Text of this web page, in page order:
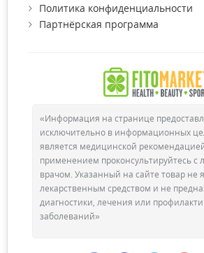
Политика конфиденциальности
Партнёрская программа
«Информация на странице
исключительно в информационных
является медицинской
применением проконсультируйтесь с
врачом. Указанный на сайте товар не
лекарственным средством и не
диагностики, лечения или
заболеваний»